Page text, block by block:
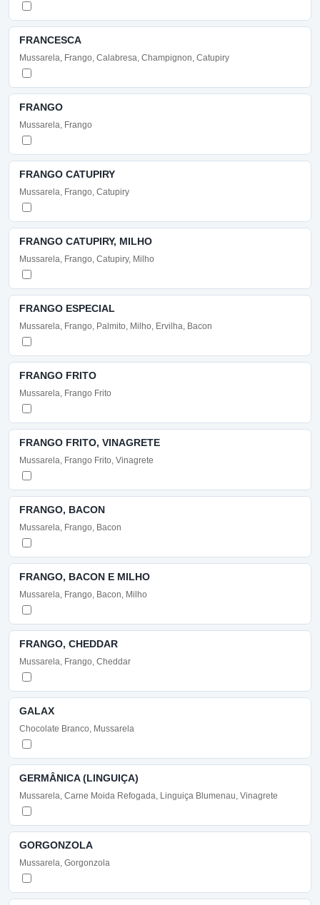
FRANCESCA
Mussarela, Frango, Calabresa, Champignon, Catupiry
FRANGO
Mussarela, Frango
FRANGO CATUPIRY
Mussarela, Frango, Catupiry
FRANGO CATUPIRY, MILHO
Mussarela, Frango, Catupiry, Milho
FRANGO ESPECIAL
Mussarela, Frango, Palmito, Milho, Ervilha, Bacon
FRANGO FRITO
Mussarela, Frango Frito
FRANGO FRITO, VINAGRETE
Mussarela, Frango Frito, Vinagrete
FRANGO, BACON
Mussarela, Frango, Bacon
FRANGO, BACON E MILHO
Mussarela, Frango, Bacon, Milho
FRANGO, CHEDDAR
Mussarela, Frango, Cheddar
GALAX
Chocolate Branco, Mussarela
GERMÂNICA (LINGUIÇA)
Mussarela, Carne Moida Refogada, Linguiça Blumenau, Vinagrete
GORGONZOLA
Mussarela, Gorgonzola